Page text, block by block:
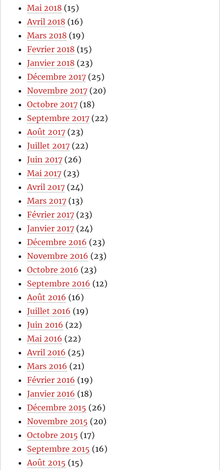
Mai 2018 (15)
Avril 2018 (16)
Mars 2018 (19)
Fevrier 2018 (15)
Janvier 2018 (23)
Décembre 2017 (25)
Novembre 2017 (20)
Octobre 2017 (18)
Septembre 2017 (22)
Août 2017 (23)
Juillet 2017 (22)
Juin 2017 (26)
Mai 2017 (23)
Avril 2017 (24)
Mars 2017 (13)
Février 2017 (23)
Janvier 2017 (24)
Décembre 2016 (23)
Novembre 2016 (23)
Octobre 2016 (23)
Septembre 2016 (12)
Août 2016 (16)
Juillet 2016 (19)
Juin 2016 (22)
Mai 2016 (22)
Avril 2016 (25)
Mars 2016 (21)
Février 2016 (19)
Janvier 2016 (18)
Décembre 2015 (26)
Novembre 2015 (20)
Octobre 2015 (17)
Septembre 2015 (16)
Août 2015 (15)